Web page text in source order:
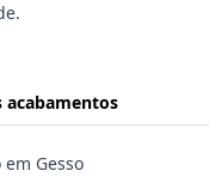
acabamentos
Gesso